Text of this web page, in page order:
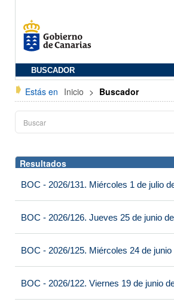
BUSCADOR
Estás en Inicio > Buscador
Resultados
BOC - 2026/131. Miércoles 1 de julio
BOC - 2026/126. Jueves 25 de junio
BOC - 2026/125. Miércoles 24 de junio
BOC - 2026/122. Viernes 19 de junio